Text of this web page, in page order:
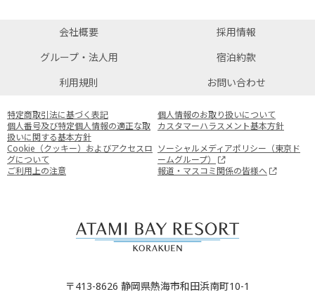
会社概要
採用情報
グループ・法人用
宿泊約款
利用規則
お問い合わせ
特定商取引法に基づく表記
個人情報のお取り扱いについて
個人番号及び特定個人情報の適正な取
扱いに関する基本方針
カスタマーハラスメント基本方針
Cookie（クッキー）およびアクセスロ
グについて
ソーシャルメディアポリシー（東京ド
ームグループ）
ご利用上の注意
報道・マスコミ関係の皆様へ
〒413-8626 静岡県熱海市和田浜南町10-1